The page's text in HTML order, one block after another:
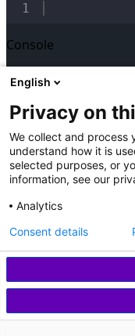
1
Console
terminal
Résultats
Valider l'exerciceverified
Note
Cet exercice ne
être vérifié
Assure-toi donc
l'énoncé. Pour
suffit ensuite de
English
Privacy on
We collect and process
understand how it is
selected purposes, or
information, see our
Analytics
Consent details